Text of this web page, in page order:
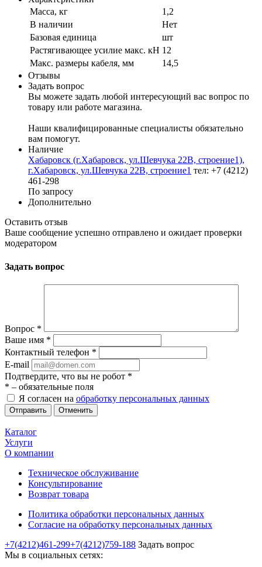
Масса, кг
1,2
В наличии
Нет
Базовая единица
шт
Растягивающее усилие макс. кН 12
Макс. размеры кабеля, мм
14,5
Отзывы
Задать вопрос
Вы можете задать любой интересующий вас вопрос по
товару или работе магазина.
Наши квалифицированные специалисты обязательно
вам помогут.
Наличие
Хабаровск (г.Хабаровск, ул.Шевчука 22В, строение1),
г.Хабаровск, ул.Шевчука 22В, строение1 тел: +7 (4212)
461-298
По запросу
Дополнительно
Оставить отзыв
Ваше сообщение успешно отправлено и ожидает проверки
модератором
Задать вопрос
Вопрос *
Ваше имя *
Контактный телефон *
E-mail
Подтвердите, что вы не робот *
* – обязательные поля
Я согласен на обработку персональных данных
Отменить
Каталог
Услуги
О компании
Техническое обслуживание
Консультирование
Возврат товара
Политика обработки персональных данных
Согласие на обработку персональных данных
+7(4212)461-299+7(4212)759-188 Задать вопрос
Мы в социальных сетях: